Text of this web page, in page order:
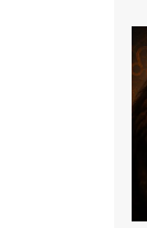
ვისაუბრებ,
ერთ-